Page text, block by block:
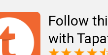
Follow
with